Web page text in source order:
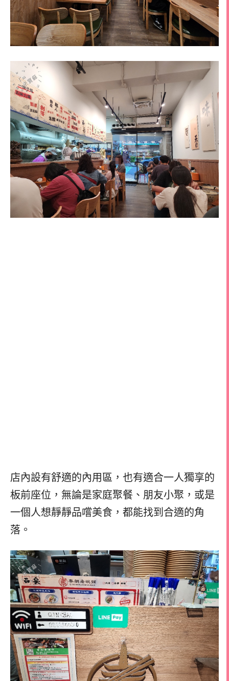
店內設有舒適的內用區，也有適合一人獨享的
板前座位，無論是家庭聚餐、朋友小聚，或是
一個人想靜靜品嚐美食，都能找到合適的角
落。